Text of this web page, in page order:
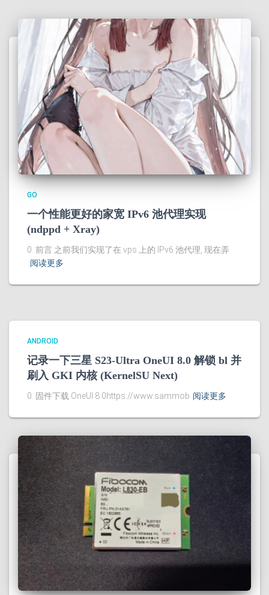
GO
一个性能更好的家宽 IPv6 池代理实现
(ndppd + Xray)
0. 前言 之前我们实现了在 vps 上的 IPv6 池代理, 现在弄
阅读更多
ANDROID
记录一下三星 S23-Ultra OneUI 8.0 解锁 bl 并
刷入 GKI 内核 (KernelSU Next)
0. 固件下载 OneUI 8.0https://www.sammob 阅读更多